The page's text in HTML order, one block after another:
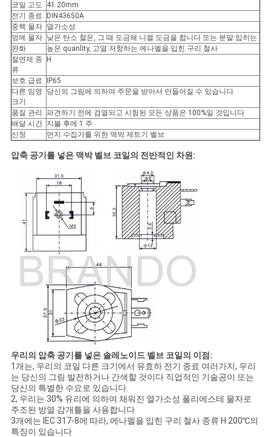
COMPANY
NEWS
사
이
트
맵
책
코일 고도
41.20mm
전기 종료
DIN43650A
중핵 물자 열가소성
멍에 물자 낮은 탄소 철은, 그 때 도금해 니켈 도금을 합니다 또는 분말 입히는
완화
높은 quanlity, 고열 저항하는 에나멜을 입힌 구리 철사
절연제 종
류
H
보호 급료
IP65
다른 임명
크기
당신의 그림에 의하여 주문을 받아서 만들어질 수 있습니다
품질 관리
파견하기 전에 검열되고 시험된 모든 상품은 100%일 것입니다
배달 시간 지불 후에 1 주
신청
먼지 수집가를 위한 맥박 제트기 벨브
압축 공기를 넣은 맥박 벨브 코일의 전반적인 차원:
우리의 압축 공기를 넣은 솔레노이드 벨브 코일의 이점:
1개는, 우리의 코일 다른 크기에서 유효하 전기 종료 여러가지, 우리
는 당신의 그림 발전하거나 간색할 것이다 직업적인 기술공이 또는
당신의 특별한 수요로 있습니다.
2, 우리는 30% 유리에 의하여 채워진 열가소성 폴리에스테 물자로
주조된 방열 감개틀을 사용합니다
3개에는 IEC 317-8에 따라, 에나멜을 입힌 구리 철사 종류 H 200℃의
특징이 있습니다